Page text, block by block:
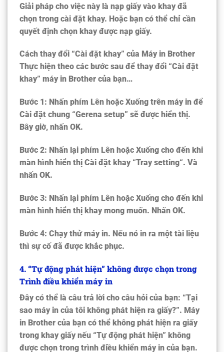
Giải pháp cho việc này là nạp giấy vào khay đã
chọn trong cài đặt khay. Hoặc bạn có thể chỉ cần
quyết định chọn khay được nạp giấy.
Cách thay đổi “Cài đặt khay” của Máy in Brother
Thực hiện theo các bước sau để thay đổi “Cài đặt
khay” máy in Brother của bạn…
Bước 1: Nhấn phím Lên hoặc Xuống trên máy in để
Cài đặt chung “Gerena setup” sẽ được hiển thị.
Bây giờ, nhấn OK.
Bước 2: Nhấn lại phím Lên hoặc Xuống cho đến khi
màn hình hiển thị Cài đặt khay “Tray setting“. Và
nhấn OK.
Bước 3: Nhấn lại phím Lên hoặc Xuống cho đến khi
màn hình hiển thị khay mong muốn. Nhấn OK.
Bước 4: Chạy thử máy in. Nếu nó in ra một tài liệu
thì sự cố đã được khắc phục.
4. “Tự động phát hiện” không được chọn trong
Trình điều khiển máy in
Đây có thể là câu trả lời cho câu hỏi của bạn: “Tại
sao máy in của tôi không phát hiện ra giấy?”. Máy
in Brother của bạn có thể không phát hiện ra giấy
trong khay giấy nếu “Tự động phát hiện” không
được chọn trong trình điều khiển máy in của bạn.